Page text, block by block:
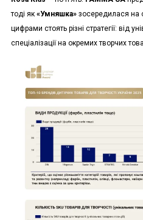
тоді як «Умняшка»зосередилася на
цифрами стоять різні стратегії: від
спеціалізації на окремих творчих